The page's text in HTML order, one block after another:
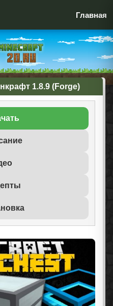
Главная
1.8.9 (Forge)